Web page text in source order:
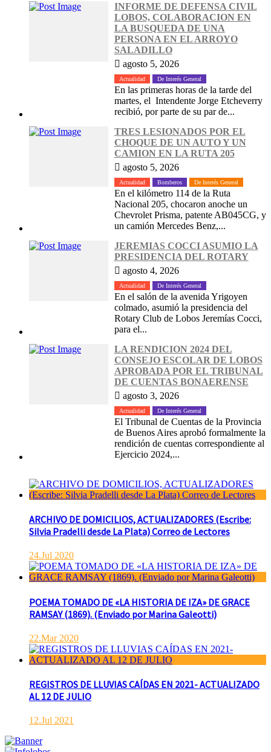
INFORME DE DEFENSA CIVIL
LOBOS, COLABORACION EN
LA BUSQUEDA DE UNA
PERSONA EN EL ARROYO
SALADILLO
agosto 5, 2026
Actualidad De Interés General
En las primeras horas de la tarde del
martes, el Intendente Jorge Etcheverry
recibió, por parte de su par de...
TRES LESIONADOS POR EL
CHOQUE DE UN AUTO Y UN
CAMION EN LA RUTA 205
agosto 5, 2026
Actualidad Bomberos De Interés General
En el kilómetro 114 de la Ruta
Nacional 205, chocaron anoche un
Chevrolet Prisma, patente AB045CG, y
un camión Mercedes Benz,...
JEREMIAS COCCI ASUMIO LA
PRESIDENCIA DEL ROTARY
agosto 4, 2026
Actualidad De Interés General
En el salón de la avenida Yrigoyen
colmado, asumió la presidencia del
Rotary Club de Lobos Jeremías Cocci,
para el...
LA RENDICION 2024 DEL
CONSEJO ESCOLAR DE LOBOS
APROBADA POR EL TRIBUNAL
DE CUENTAS BONAERENSE
agosto 3, 2026
Actualidad De Interés General
El Tribunal de Cuentas de la Provincia
de Buenos Aires aprobó formalmente la
rendición de cuentas correspondiente al
Ejercicio 2024,...
ARCHIVO DE DOMICILIOS, ACTUALIZADORES (Escribe:
Silvia Pradelli desde La Plata) Correo de Lectores
24.Jul 2020
POEMA TOMADO DE «LA HISTORIA DE IZA» DE GRACE
RAMSAY (1869). (Enviado por Marina Galeotti)
22.Mar 2020
REGISTROS DE LLUVIAS CAÍDAS EN 2021- ACTUALIZADO
AL 12 DE JULIO
12.Jul 2021